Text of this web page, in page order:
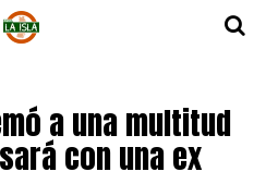
a una multitud
con una ex